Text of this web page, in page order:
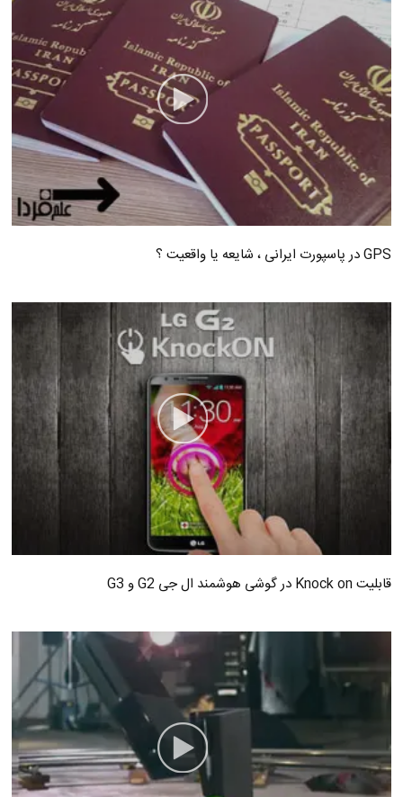
GPS در پاسپورت ایرانی ، شایعه یا واقعیت ؟
قابلیت Knock on در گوشی هوشمند ال جی G2 و G3